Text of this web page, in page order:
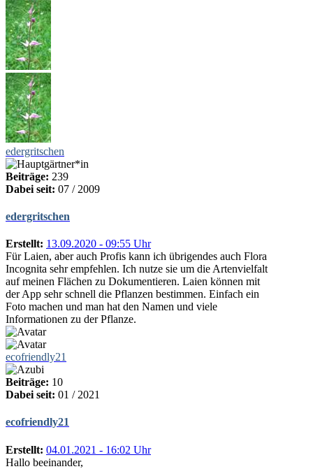
edergritschen
Beiträge: 239
Dabei seit: 07 / 2009
edergritschen
Erstellt: 13.09.2020 - 09:55 Uhr
Für Laien, aber auch Profis kann ich übrigendes auch Flora
Incognita sehr empfehlen. Ich nutze sie um die Artenvielfalt
auf meinen Flächen zu Dokumentieren. Laien können mit
der App sehr schnell die Pflanzen bestimmen. Einfach ein
Foto machen und man hat den Namen und viele
Informationen zu der Pflanze.
ecofriendly21
Beiträge: 10
Dabei seit: 01 / 2021
ecofriendly21
Erstellt: 04.01.2021 - 16:02 Uhr
Hallo beeinander,